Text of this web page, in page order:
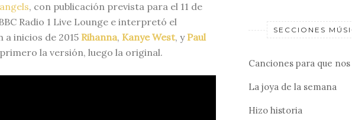
, con publicación prevista para el 11 de
Radio 1 Live Lounge e interpretó el
a inicios de 2015 Rihanna, Kanye West, y Paul
la versión, luego la original.
SECCIONES
Canciones para que
La joya de la semana
Hizo historia